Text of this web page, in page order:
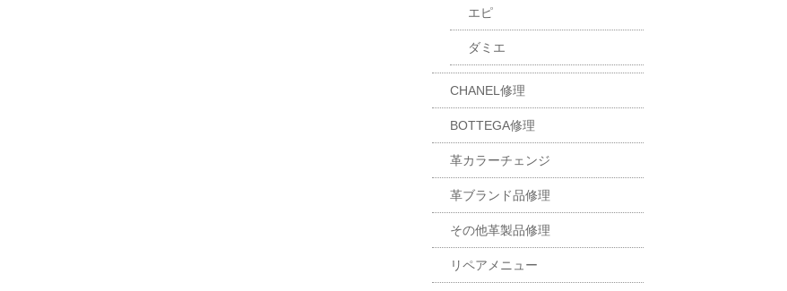
エピ
ダミエ
CHANEL修理
BOTTEGA修理
革カラーチェンジ
革ブランド品修理
その他革製品修理
リペアメニュー